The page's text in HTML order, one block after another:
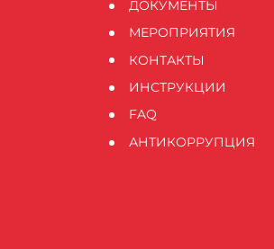
ДОКУМЕНТЫ
МЕРОПРИЯТИЯ
КОНТАКТЫ
ИНСТРУКЦИИ
FAQ
АНТИКОРРУПЦИЯ